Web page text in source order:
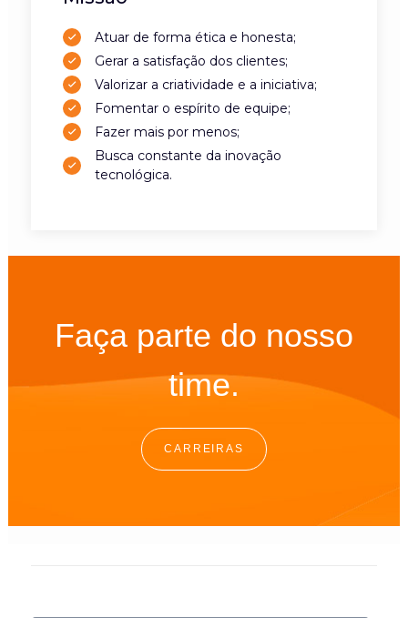
Atuar de forma ética e honesta;
Gerar a satisfação dos clientes;
Valorizar a criatividade e a iniciativa;
Fomentar o espírito de equipe;
Fazer mais por menos;
Busca constante da inovação
tecnológica.
Faça parte do nosso
time.
CARREIRAS